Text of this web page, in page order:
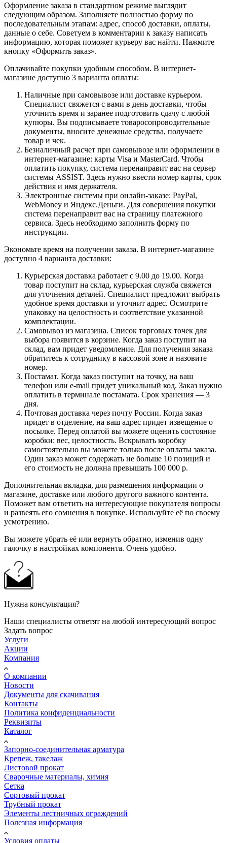
Оформление заказа в стандартном режиме выглядит
следующим образом. Заполняете полностью форму по
последовательным этапам: адрес, способ доставки, оплаты,
данные о себе. Советуем в комментарии к заказу написать
информацию, которая поможет курьеру вас найти. Нажмите
кнопку «Оформить заказ».
Оплачивайте покупки удобным способом. В интернет-
магазине доступно 3 варианта оплаты:
Наличные при самовывозе или доставке курьером.
Специалист свяжется с вами в день доставки, чтобы
уточнить время и заранее подготовить сдачу с любой
купюры. Вы подписываете товаросопроводительные
документы, вносите денежные средства, получаете
товар и чек.
Безналичный расчет при самовывозе или оформлении в
интернет-магазине: карты Visa и MasterCard. Чтобы
оплатить покупку, система перенаправит вас на сервер
системы ASSIST. Здесь нужно ввести номер карты, срок
действия и имя держателя.
Электронные системы при онлайн-заказе: PayPal,
WebMoney и Яндекс.Деньги. Для совершения покупки
система перенаправит вас на страницу платежного
сервиса. Здесь необходимо заполнить форму по
инструкции.
Экономьте время на получении заказа. В интернет-магазине
доступно 4 варианта доставки:
Курьерская доставка работает с 9.00 до 19.00. Когда
товар поступит на склад, курьерская служба свяжется
для уточнения деталей. Специалист предложит выбрать
удобное время доставки и уточнит адрес. Осмотрите
упаковку на целостность и соответствие указанной
комплектации.
Самовывоз из магазина. Список торговых точек для
выбора появится в корзине. Когда заказ поступит на
склад, вам придет уведомление. Для получения заказа
обратитесь к сотруднику в кассовой зоне и назовите
номер.
Постамат. Когда заказ поступит на точку, на ваш
телефон или e-mail придет уникальный код. Заказ нужно
оплатить в терминале постамата. Срок хранения — 3
дня.
Почтовая доставка через почту России. Когда заказ
придет в отделение, на ваш адрес придет извещение о
посылке. Перед оплатой вы можете оценить состояние
коробки: вес, целостность. Вскрывать коробку
самостоятельно вы можете только после оплаты заказа.
Один заказ может содержать не больше 10 позиций и
его стоимость не должна превышать 100 000 р.
Дополнительная вкладка, для размещения информации о
магазине, доставке или любого другого важного контента.
Поможет вам ответить на интересующие покупателя вопросы
и развеять его сомнения в покупке. Используйте её по своему
усмотрению.
Вы можете убрать её или вернуть обратно, изменив одну
галочку в настройках компонента. Очень удобно.
Нужна консультация?
Наши специалисты ответят на любой интересующий вопрос
Задать вопрос
Услуги
Акции
Компания
О компании
Новости
Документы для скачивания
Контакты
Политика конфиденциальности
Реквизиты
Каталог
Запорно-соединительная арматура
Крепеж, такелаж
Листовой прокат
Сварочные материалы, химия
Сетка
Сортовый прокат
Трубный прокат
Элементы лестничных ограждений
Полезная информация
Условия оплаты